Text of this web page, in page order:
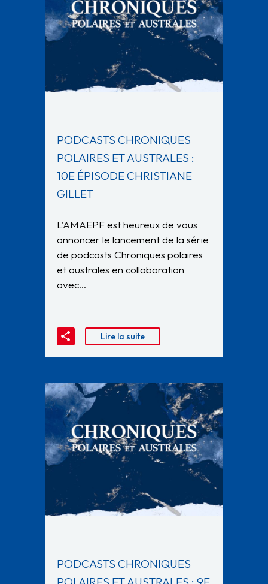
PODCASTS CHRONIQUES
POLAIRES ET AUSTRALES :
10E ÉPISODE CHRISTIANE
GILLET
L’AMAEPF est heureux de vous
annoncer le lancement de la série
de podcasts Chroniques polaires
et australes en collaboration
avec…
Lire la suite
PODCASTS CHRONIQUES